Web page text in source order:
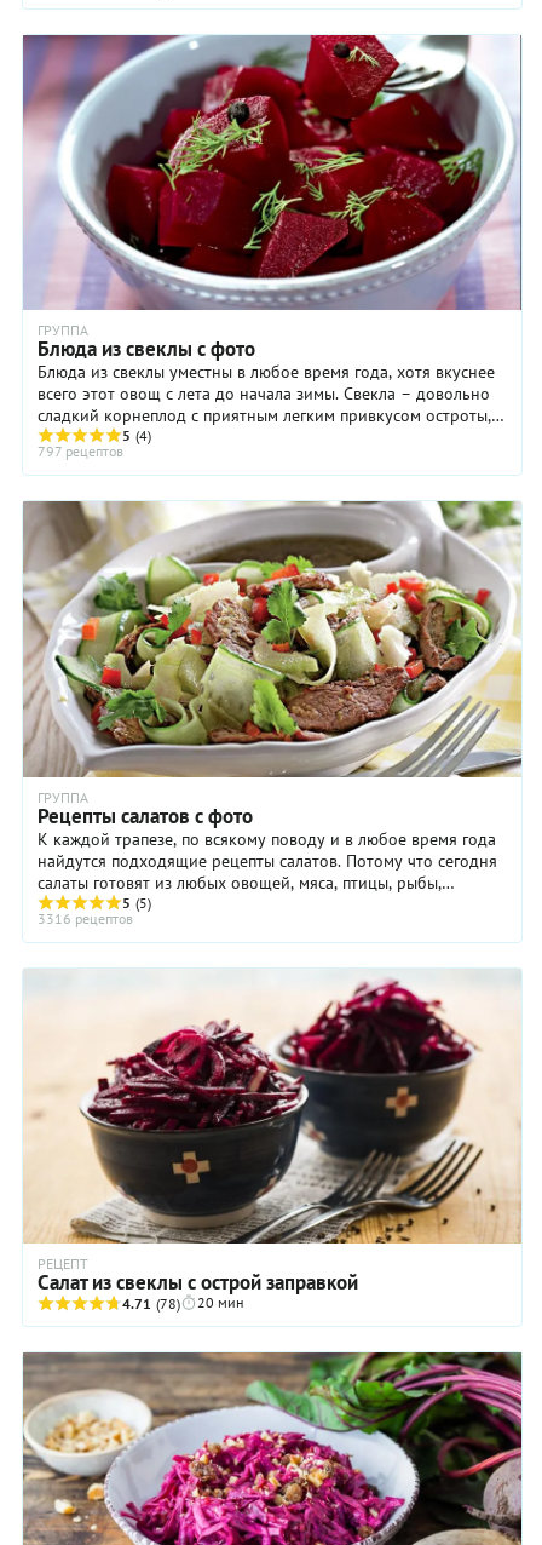
ГРУППА
Блюда из свеклы с фото
Блюда из свеклы уместны в любое время года, хотя вкуснее
всего этот овощ с лета до начала зимы. Свекла – довольно
сладкий корнеплод с приятным легким привкусом остроты,
который нейтрализует приторную ...
5 (4)
797 рецептов
ГРУППА
Рецепты салатов с фото
К каждой трапезе, по всякому поводу и в любое время года
найдутся подходящие рецепты салатов. Потому что сегодня
салаты готовят из любых овощей, мяса, птицы, рыбы,
макаронных изделий, крупы и бобовых, ...
5 (5)
3316 рецептов
РЕЦЕПТ
Салат из свеклы с острой заправкой
4.71 (78) 20 мин